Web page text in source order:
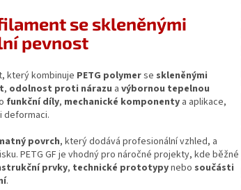
filament se skleněnými
pevnost
který kombinuje PETG polymerse skleněnými
, odolnost proti nárazu a výbornou tepelnou
funkční díly, mechanické komponenty a aplikace,
deformaci.
povrch, který dodává profesionální vzhled, a
PETG GF je vhodný pro náročné projekty, kde běžné
prvky, technické prototypynebo součásti
.